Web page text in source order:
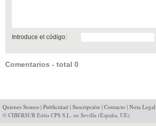
Introduce el código:
Comentarios - total 0
Quienes Somos | Publicidad | Suscripción | Contacto | Nota Legal
© CIBERSUR Edita CPS S.L. en Sevilla (España, UE)